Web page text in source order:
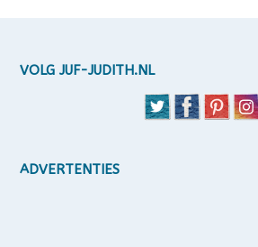
VOLG JUF-JUDITH.NL
ADVERTENTIES